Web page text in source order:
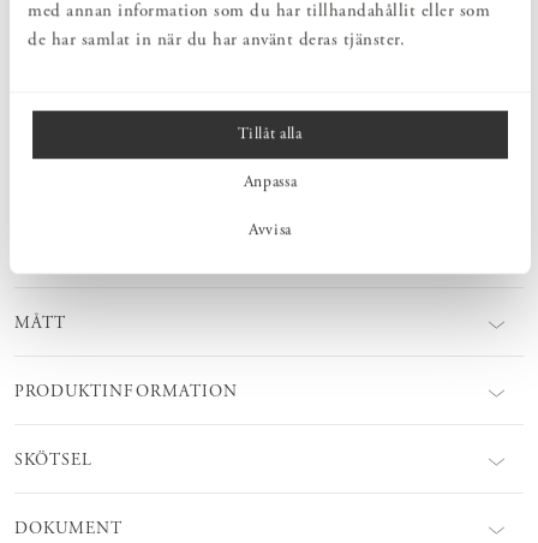
med annan information som du har tillhandahållit eller som
de har samlat in när du har använt deras tjänster.
Tillåt alla
Anpassa
Avvisa
har sin plats. Rymlig och samtidigt yteffektiv förvaring. En riktig
Norrgavelklassiker som kombinerar funktion med ett tidlöst
eller i exklusivt renskinn.
Observera att färgerna på träslag samt textilier på 3D-renderingarna
kan skilja lite från verkligheten. Se gärna övriga bilder på Påshylla
MÅTT
PRODUKTINFORMATION
SKÖTSEL
DOKUMENT